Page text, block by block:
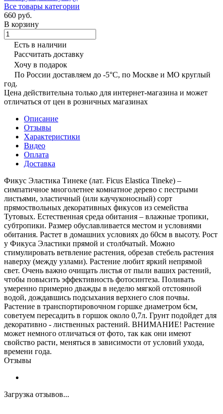
Все товары категории
660 руб.
В корзину
Есть в наличии
Рассчитать доставку
Хочу в подарок
По России доставляем до -5°C, по Москве и МО круглый
год.
Цена действительна только для интернет-магазина и может
отличаться от цен в розничных магазинах
Описание
Отзывы
Характеристики
Видео
Оплата
Доставка
Фикус Эластика Тинеке (лат. Ficus Elastica Tineke) –
симпатичное многолетнее комнатное дерево с пестрыми
листьями, эластичный (или каучуконосный) сорт
прямоствольных декоративных фикусов из семейства
Тутовых. Естественная среда обитания – влажные тропики,
субтропики. Размер обуславливается местом и условиями
обитания. Растет в домашних условиях до 60см в высоту. Рост
у Фикуса Эластики прямой и столбчатый. Можно
стимулировать ветвление растения, обрезав стебель растения
наверху (между узлами). Растение любит яркий непрямой
свет. Очень важно очищать листья от пыли ваших растений,
чтобы повысить эффективность фотосинтеза. Поливать
умеренно примерно дважды в неделю мягкой отстоянной
водой, дождавшись подсыхания верхнего слоя почвы.
Растение в транспортировочном горшке диаметром 6см,
советуем пересадить в горшок около 0,7л. Грунт подойдет для
декоративно - лиственных растений. ВНИМАНИЕ! Растение
может немного отличаться от фото, так как они имеют
свойство расти, меняться в зависимости от условий ухода,
времени года.
Отзывы
Загрузка отзывов...